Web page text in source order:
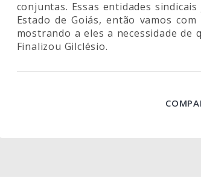
conjuntas. Essas entidades
Estado de Goiás, então vamos
mostrando a eles a necessidade de
Finalizou Gilclésio.